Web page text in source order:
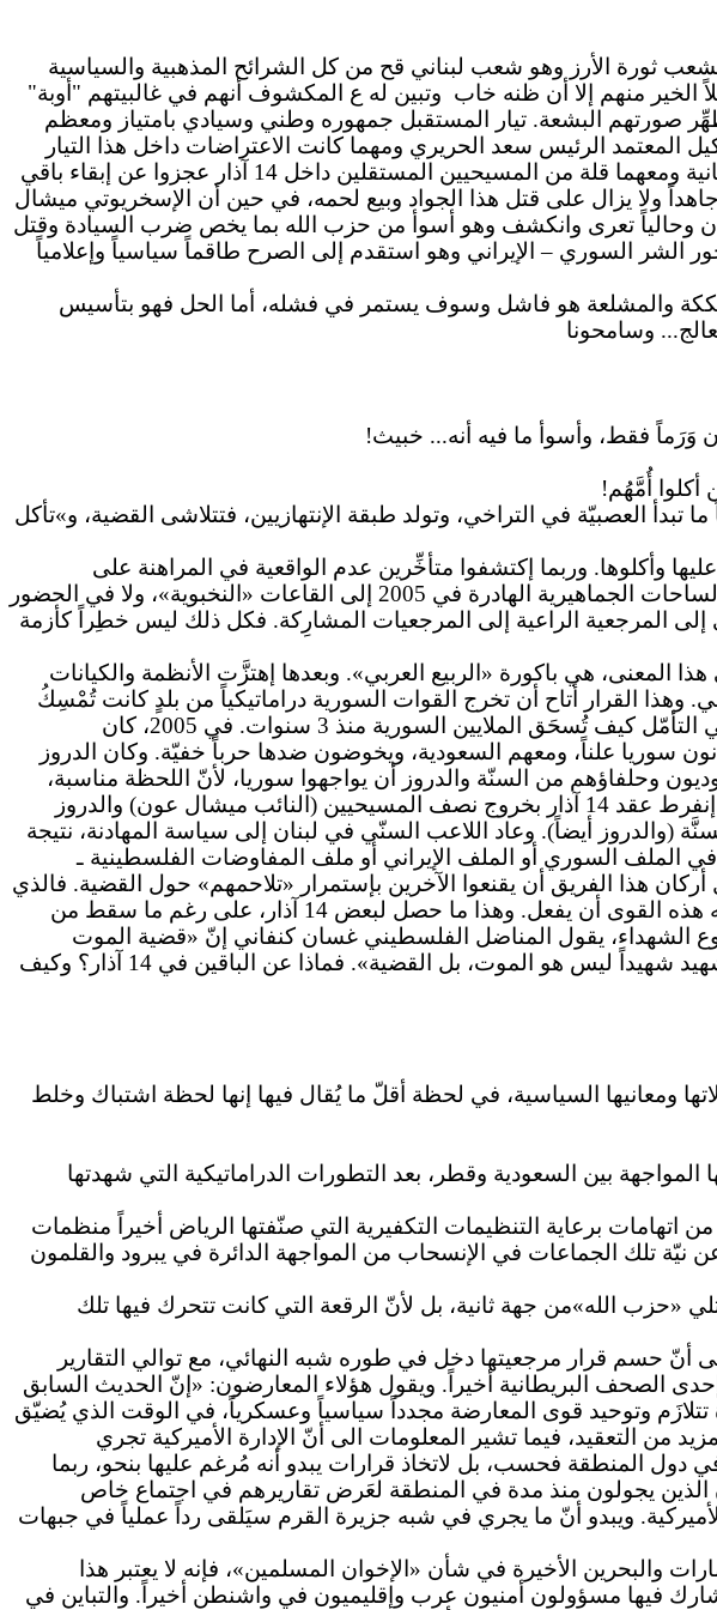
14 آذار الباقين فيها أو الذين تركوها بشعب ثورة الأرز وهو شعب لبناني قح من كل الشرائح المذهبية والسياسية
وتبين له ع المكشوف أنهم في غالبيتهم "أوبة"
صورتهم البشعة. تيار المستقبل جمهوره وطني وسيادي بامتياز ومعظم
المعتمد الرئيس سعد الحريري ومهما كانت الاعتراضات داخل هذا التيار
فقرارات الحريري هي التي تنفذ وما حصدنا منها غير الخيبات. حزب الوطنيين الأحرار والقوات اللبنانية ومعهما قلة من المسيحيين المستقلين داخل 14 آذار عجزوا عن إبقاء باقي
ركب جواد 14 آذار لفترة ومن ثم راح يعمل جاهداً ولا يزال على قتل هذا الجواد وبيع لحمه، في حين أن الإسخريوتي ميشال
إلى لبنان وحالياً تعرى وانكشف وهو أسوأ من حزب الله بما يخص ضرب السيادة وقتل
انتخاب البطريرك الراعي الذي انحرف ببكركي 180 درجة باتجاه محور الشر السوري – الإيراني وهو استقدم إلى الصرح طاقماً سياسياً وإعلامياً
وبهيكليته الحالية المفككة والمشلعة هو فاشل وسوف يستمر في فشله، أما الحل فهو بتأسيس
وسامحونا
أكلوا أُمَّهُم!
تبدأ العصبيّة في التراخي، وتولد طبقة الإنتهازيين، فتتلاشى القضية، و»تأكل
وأكلوها. وربما إكتشفوا متأخِّرين عدم الواقعية في المراهنة على
«الثورة». إنه ربما نوعٌ من الندم غير المعلن على «الثورة». ليست أزمة 14 آذار في «هبوطها» من الساحات الجماهيرية الهادرة في 2005 إلى القاعات «النخبوية»، ولا في الحضور
المرجعية الراعية إلى المرجعيات المشارِكة. فكل ذلك ليس خطِراً كأزمة
في لحظة قرار دولي - إقليمي بتغيير المعادلات في الشرق الأوسط، عام 2005. وفي هذا المعنى، هي باكورة «الربيع العربي». وبعدها إهتزَّت الأنظمة والكيانات
القرار أتاح أن تخرج القوات السورية دراماتيكياً من بلدٍ كانت تُمْسِكُ
فيه بالأنفاس وتُحصيها. ولولا القرار لما إستطاعت الملايين اللبنانية تحقيق هذا الإنجاز. وللتأكّد، يكفي التأمّل كيف تُسحَق الملايين السورية منذ 3 سنوات. في 2005، كان
سوريا علناً، ومعهم السعودية، ويخوضون ضدها حرباً خفيّة. وكان الدروز
وحلفاؤهم من السنّة والدروز أن يواجهوا سوريا، لأنّ اللحظة مناسبة،
ففعلوا وإنضموا إلى الدينامية المسيحية التقليدية ضدّ سوريا. وحصل الإنشقاق: 8 و14. ومع الوقت، إنفرط عقد 14 آذار بخروج نصف المسيحيين (النائب ميشال عون) والدروز
(والدروز أيضاً). وعاد اللاعب السنّي في لبنان إلى سياسة المهادنة، نتيجة
السوري أو الملف الإيراني أو ملف المفاوضات الفلسطينية ـ
عناصر النزاع الداخلي إلى ما كانت عليه عشية 14 آذار 2005. وعبثاً يحاول أركان هذا الفريق أن يقنعوا الآخرين بإستمرار «تلاحمهم» حول القضية. فالذي
يقوم بالثورة إرضاءً لقوى خارجية، يقوم أيضاً بإنهائها أو تجميدها أو حرفها عن مسارها إذا طلبت منه هذه القوى أن يفعل. وهذا ما حصل لبعض 14 آذار، على رغم ما سقط من
الأخير في 14 آذار هو... ثورة 14 آذار نفسها! في موضوع الشهداء، يقول المناضل الفلسطيني غسان كنفاني إنّ «قضية الموت
ليست على الإطلاق قضيةَ المَيْت، إنها قضيةُ الباقين». ويقول نابوليون بونابرت إنّ «ما يَصنع من الشهيد شهيداً ليس هو الموت، بل القضية». فماذا عن الباقين في 14 آذار؟ وكيف
ومعانيها السياسية، في لحظة أقلّ ما يُقال فيها إنها لحظة اشتباك وخلط
بين السعودية وقطر، بعد التطورات الدراماتيكية التي شهدتها
برعاية التنظيمات التكفيرية التي صنّفتها الرياض أخيراً منظمات
نيّة تلك الجماعات في الإنسحاب من المواجهة الدائرة في يبرود والقلمون
الله»من جهة ثانية، بل لأنّ الرقعة التي كانت تتحرك فيها تلك
فكّ قوى المعارضة وتركيبها المستمرة فصولاً منذ ما قبل جلسات مؤتمر جنيف ـ 2، الى أنّ حسم قرار مرجعيتها دخل في طوره شبه النهائي، مع توالي التقارير
الصحف البريطانية أخيراً. ويقول هؤلاء المعارضون: «إنّ الحديث السابق
تتلازَم وتوحيد قوى المعارضة مجدداً سياسياً وعسكرياً، في الوقت الذي يُضيّق
التعقيد، فيما تشير المعلومات الى أنّ الإدارة الأميركية تجري
دول المنطقة فحسب، بل لاتخاذ قرارات يبدو أنه مُرغم عليها بنحو، ربما
الذين يجولون منذ مدة في المنطقة لعَرض تقاريرهم في اجتماع خاص
ويبدو أنّ ما يجري في شبه جزيرة القرم سيَلقى رداً عملياً في جبهات
والبحرين الأخيرة في شأن «الإخوان المسلمين»، فإنه لا يعتبر هذا
شارك فيها مسؤولون أمنيون عرب وإقليميون في واشنطن أخيراً. والتباين في